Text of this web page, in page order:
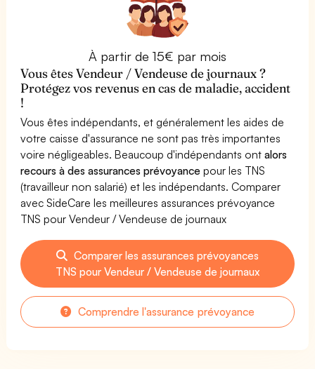
À partir de 15€ par mois
Vous êtes Vendeur / Vendeuse de journaux ?
Protégez vos revenus en cas de maladie, accident
!
Vous êtes indépendants, et généralement les aides de
votre caisse d'assurance ne sont pas très importantes
voire négligeables. Beaucoup d'indépendants ontalors
recours à des assurances prévoyance pour les TNS
(travailleur non salarié) et les indépendants. Comparer
avec SideCare les meilleures assurances prévoyance
TNS pour Vendeur / Vendeuse de journaux
Comparer les assurances prévoyances
TNS pour Vendeur / Vendeuse de journaux
Comprendre l'assurance prévoyance